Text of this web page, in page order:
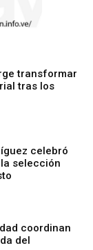
transformar
tras los
celebró
selección
coordinan
del